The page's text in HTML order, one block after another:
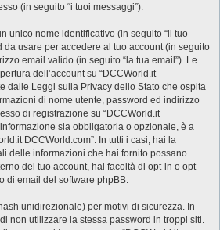
(in seguito “i tuoi messaggi”).
unico nome identificativo (in seguito “il tuo
da usare per accedere al tuo account (in seguito
email valido (in seguito “la tua email”). Le
dell’account su “DCCWorld.it
dalle Leggi sulla Privacy dello Stato che ospita
di nome utente, password ed indirizzo
di registrazione su “DCCWorld.it
sia obbligatoria o opzionale, è a
DCCWorld.com”. In tutti i casi, hai la
delle informazioni che hai fornito possano
del tuo account, hai facoltà di opt-in o opt-
di email del software phpBB.
unidirezionale) per motivi di sicurezza. In
non utilizzare la stessa password in troppi siti.